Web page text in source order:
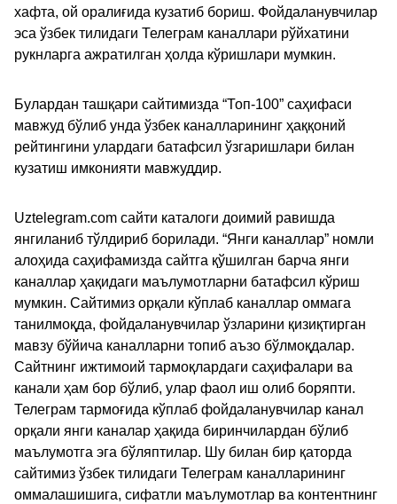
хафта, ой оралиғида кузатиб бориш. Фойдаланувчилар
эса ўзбек тилидаги Телеграм каналлари рўйхатини
рукнларга ажратилган ҳолда кўришлари мумкин.
Булардан ташқари сайтимизда “Топ-100” саҳифаси
мавжуд бўлиб унда ўзбек каналларининг ҳаққоний
рейтингини улардаги батафсил ўзгаришлари билан
кузатиш имконияти мавжуддир.
Uztelegram.com сайти каталоги доимий равишда
янгиланиб тўлдириб борилади. “Янги каналлар” номли
алоҳида саҳифамизда сайтга қўшилган барча янги
каналлар ҳақидаги маълумотларни батафсил кўриш
мумкин. Сайтимиз орқали кўплаб каналлар оммага
танилмоқда, фойдаланувчилар ўзларини қизиқтирган
мавзу бўйича каналларни топиб аъзо бўлмоқдалар.
Сайтнинг ижтимоий тармоқлардаги саҳифалари ва
канали ҳам бор бўлиб, улар фаол иш олиб боряпти.
Телеграм тармоғида кўплаб фойдаланувчилар канал
орқали янги каналар ҳақида биринчилардан бўлиб
маълумотга эга бўляптилар. Шу билан бир қаторда
сайтимиз ўзбек тилидаги Телеграм каналларининг
оммалашишига, сифатли маълумотлар ва контентнинг